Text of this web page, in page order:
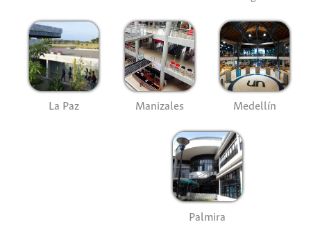
La Paz Manizales Medellín
Palmira